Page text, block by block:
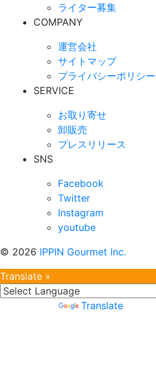
ライター募集
COMPANY
運営会社
サイトマップ
プライバシーポリシー
SERVICE
お取り寄せ
卸販売
プレスリリース
SNS
Facebook
Twitter
Instagram
youtube
© 2026 IPPIN Gourmet Inc.
Translate »
Translate